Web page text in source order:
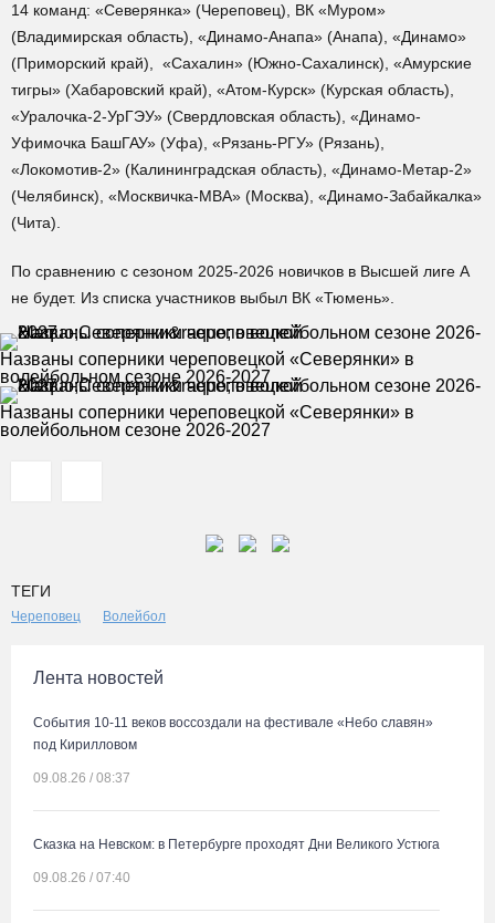
14 команд: «Северянка» (Череповец), ВК «Муром»
(Владимирская область), «Динамо-Анапа» (Анапа), «Динамо»
(Приморский край), «Сахалин» (Южно-Сахалинск), «Амурские
тигры» (Хабаровский край), «Атом-Курск» (Курская область),
«Уралочка-2-УрГЭУ» (Свердловская область), «Динамо-
Уфимочка БашГАУ» (Уфа), «Рязань-РГУ» (Рязань),
«Локомотив-2» (Калининградская область), «Динамо-Метар-2»
(Челябинск), «Москвичка-МВА» (Москва), «Динамо-Забайкалка»
(Чита).
По сравнению с сезоном 2025-2026 новичков в Высшей лиге А
не будет. Из списка участников выбыл ВК «Тюмень».
Названы соперники череповецкой «Северянки» в
волейбольном сезоне 2026-2027
Названы соперники череповецкой «Северянки» в
волейбольном сезоне 2026-2027
ТЕГИ
Череповец Волейбол
Лента новостей
События 10-11 веков воссоздали на фестивале «Небо славян»
под Кирилловом
09.08.26 / 08:37
Сказка на Невском: в Петербурге проходят Дни Великого Устюга
09.08.26 / 07:40